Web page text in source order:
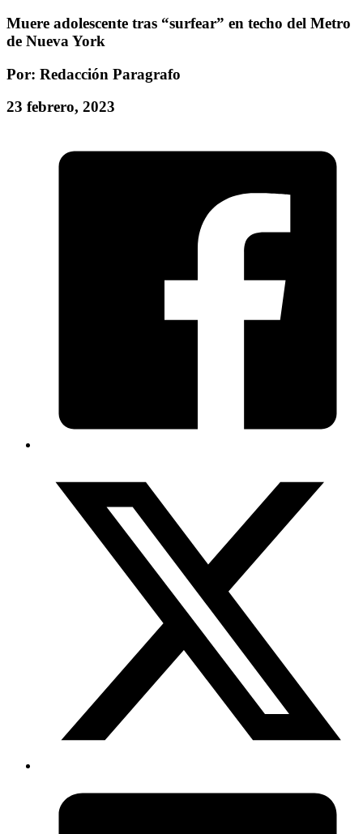
Muere adolescente tras “surfear” en techo del Metro
de Nueva York
Por: Redacción Paragrafo
23 febrero, 2023